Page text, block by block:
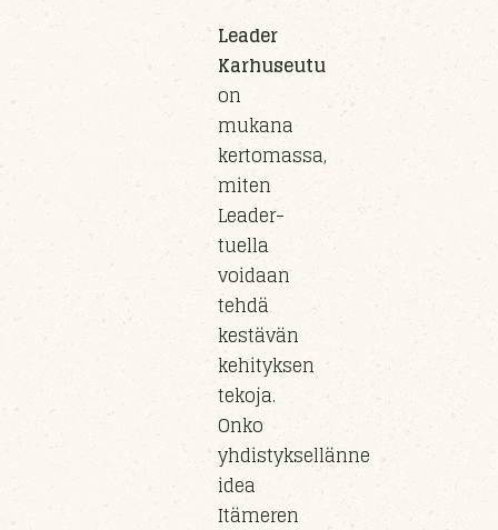
Leader
Karhuseutu
on
mukana
kertomassa,
miten
Leader-
tuella
voidaan
tehdä
kestävän
kehityksen
tekoja.
Onko
yhdistyksellänne
idea
Itämeren